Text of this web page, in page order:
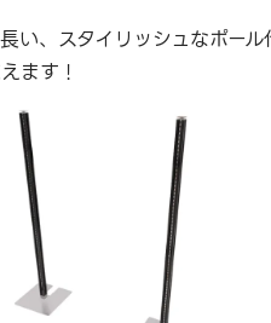
い、スタイリッシュなポー
ます！